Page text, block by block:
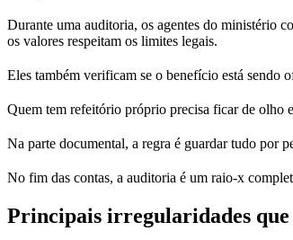
Durante uma auditoria, os agentes do ministério
os valores respeitam os limites legais.
Eles também verificam se o benefício está sendo
Quem tem refeitório próprio precisa ficar de olho
Na parte documental, a regra é guardar tudo por
No fim das contas, a auditoria é um raio-x
Principais irregularidades que